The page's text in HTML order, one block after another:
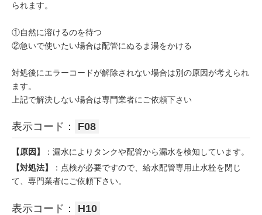
られます。
①自然に溶けるのを待つ
②急いで使いたい場合は配管にぬるま湯をかける
対処後にエラーコードが解除されない場合は別の原因が考えられ
ます。
上記で解決しない場合は専門業者にご依頼下さい
表示コード： F08
【原因】
：漏水によりタンクや配管から漏水を検知しています。
【対処法】
：点検が必要ですので、給水配管専用止水栓を閉じ
て、専門業者にご依頼下さい。
表示コード： H10